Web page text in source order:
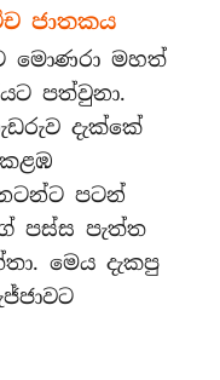
ජාතකය
මොණරා මහත්
පත්වුනා.
දැක්කේ
කළඹ
පටන්
පස්ස පැත්ත
මෙය දැකපු